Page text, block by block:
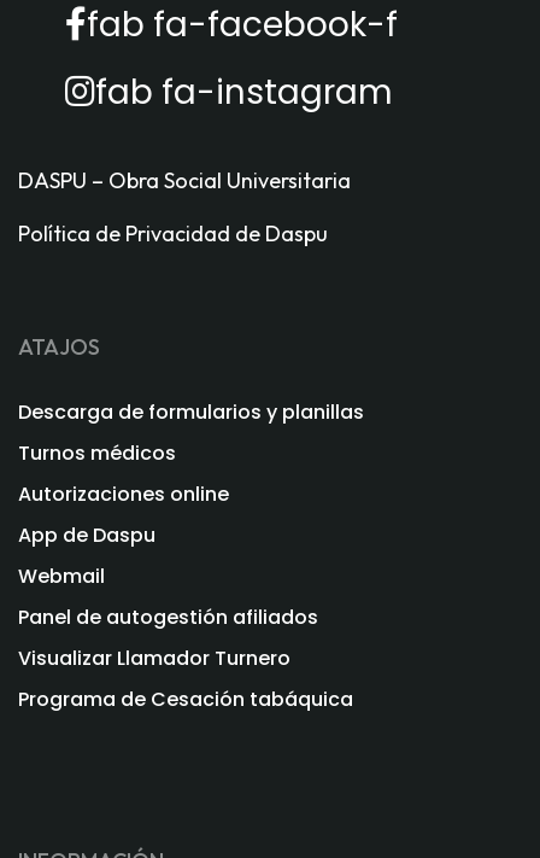
fab fa-facebook-f
fab fa-instagram
DASPU – Obra Social Universitaria
Política de Privacidad de Daspu
ATAJOS
Descarga de formularios y planillas
Turnos médicos
Autorizaciones online
App de Daspu
Webmail
Panel de autogestión afiliados
Visualizar Llamador Turnero
Programa de Cesación tabáquica